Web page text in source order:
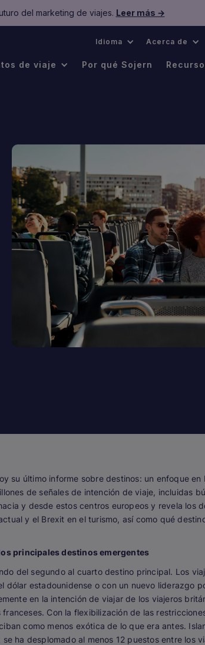
del marketing de viajes. Leer más →
Idioma Acerca de
de viaje Por qué Sojern
último informe sobre destinos: un enfoque en
de señales de intención de viaje, incluidas
y desde estos centros europeos y revela los
y el Brexit en el turismo, así como qué
principales destinos emergentes
del segundo al cuarto destino principal. Los
estadounidense o con un nuevo liderazgo
en la intención de viajar de los viajeros
Con la flexibilización de las
como menos exótica de lo que era antes.
ha desplomado al menos 12 puestos entre los